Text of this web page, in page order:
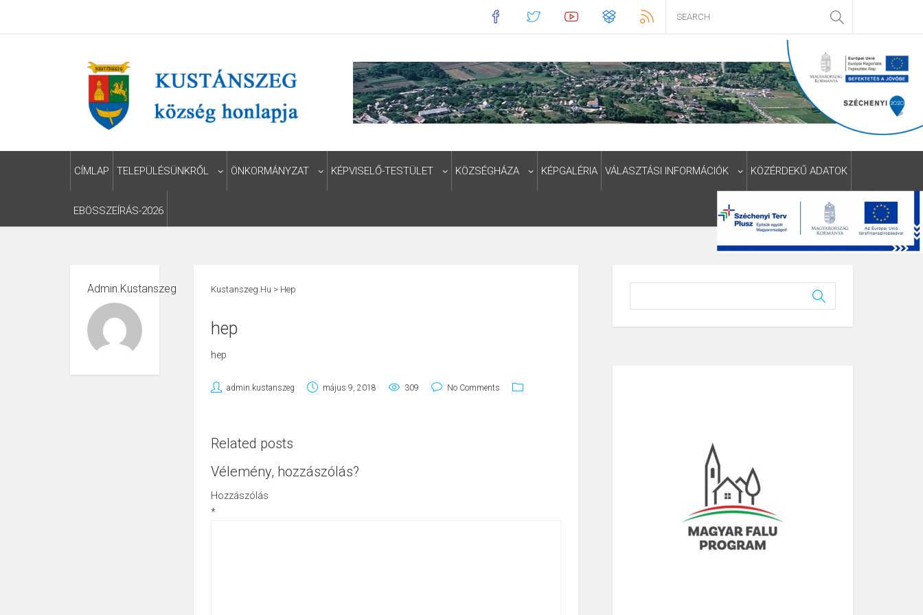
CÍMLAP TELEPÜLÉSÜNKRŐL ÖNKORMÁNYZAT KÉPVISELŐ-TESTÜLET KÖZSÉGHÁZA KÉPGALÉRIA VÁLASZTÁSI INFORMÁCIÓK KÖZÉRDEKŰ ADATOK
EBÖSSZEÍRÁS-2026
Admin.kustanszeg Kustanszeg.hu > Hep
hep
hep
admin.kustanszeg május 9, 2018 309 No Comments
Related posts
Vélemény, hozzászólás?
Hozzászólás
*